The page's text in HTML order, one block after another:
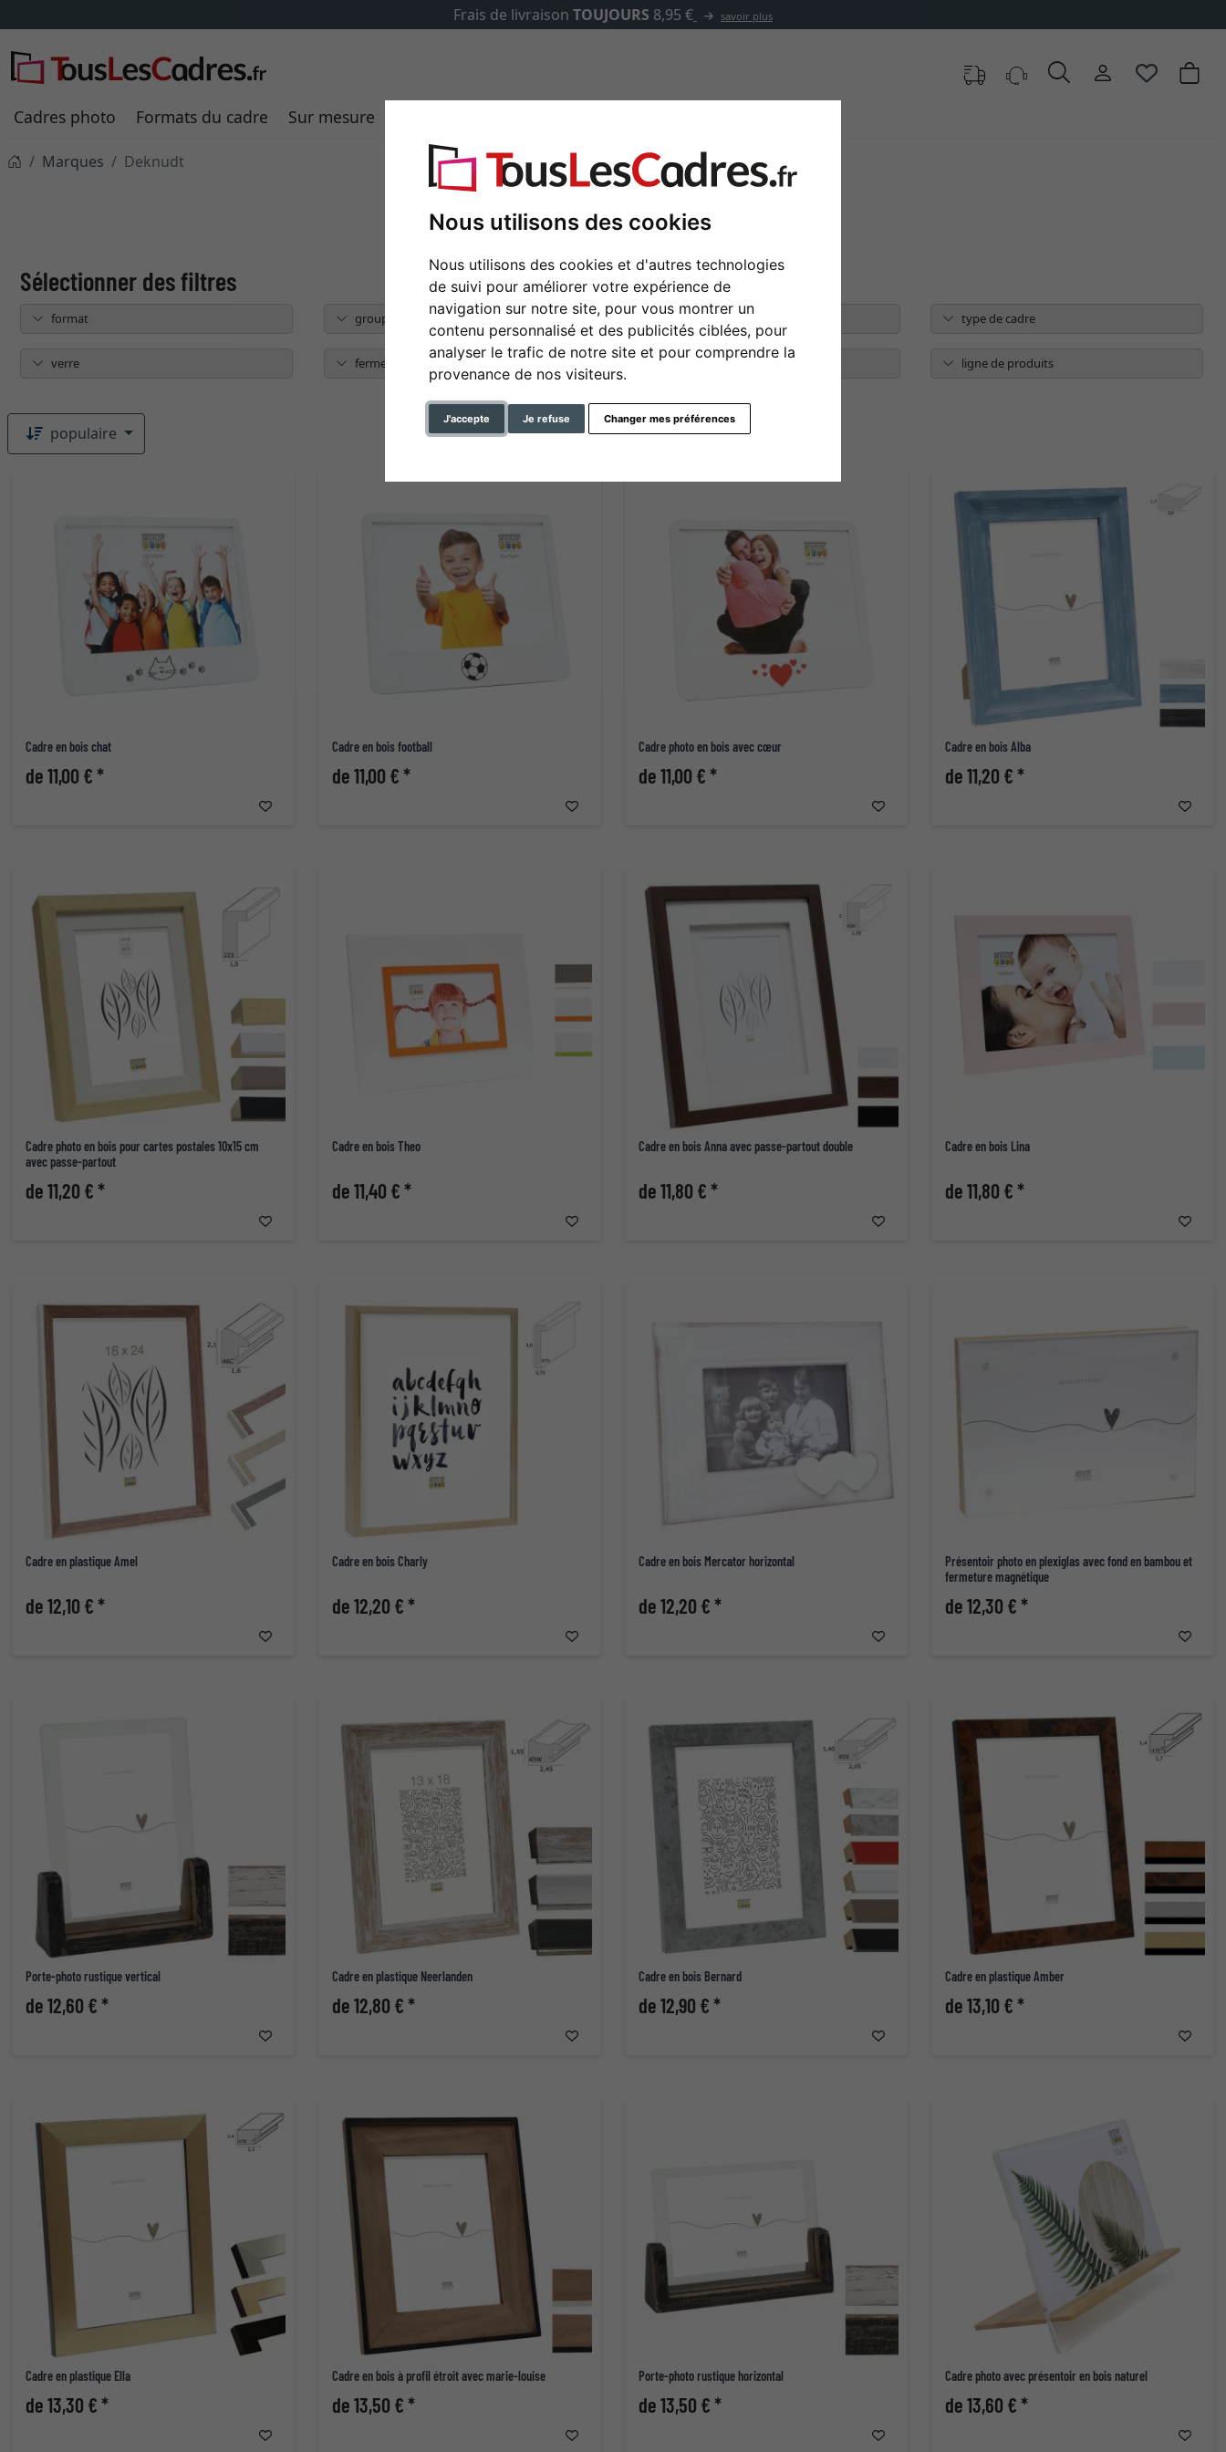
Nous utilisons des cookies
Nous utilisons des cookies et d'autres technologies
de suivi pour améliorer votre expérience de
navigation sur notre site, pour vous montrer un
contenu personnalisé et des publicités ciblées, pour
analyser le trafic de notre site et pour comprendre la
provenance de nos visiteurs.
J'accepte Je refuse Changer mes préférences
✓500 000 articles au choix
Cadres photo Formats du cadre Sur mesure
Marques Deknudt
Deknudt
format groupe de produits couleur type de cadre
verre fermeture sur le support arrière matériau ligne de produits
populaire
Cadre en bois chat
de 11,00 € *
Cadre en bois football
de 11,00 € *
Cadre photo en bois avec cœur
de 11,00 € *
Cadre en bois Alba
de 11,20 € *
Cadre photo en bois pour cartes postales 10x15 cm
avec passe-partout
de 11,20 € *
Cadre en bois Theo
de 11,40 € *
Cadre en bois Anna avec passe-partout double
de 11,80 € *
Cadre en bois Lina
de 11,80 € *
Cadre en plastique Amel
de 12,10 € *
Cadre en bois Charly
de 12,20 € *
Cadre en bois Mercator horizontal
de 12,20 € *
Présentoir photo en plexiglas avec fond en bambou et
fermeture magnétique
de 12,30 € *
Porte-photo rustique vertical
de 12,60 € *
Cadre en plastique Neerlanden
de 12,80 € *
Cadre en bois Bernard
de 12,90 € *
Cadre en plastique Amber
de 13,10 € *
Cadre en plastique Ella
de 13,30 € *
Cadre en bois à profil étroit avec marie-louise
de 13,50 € *
Porte-photo rustique horizontal
de 13,50 € *
Cadre photo avec présentoir en bois naturel
de 13,60 € *